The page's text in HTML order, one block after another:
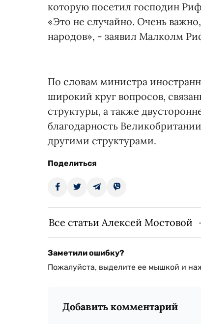
которую посетил господин
«Это не случайно. Очень
народов», - заявил Малколм
По словам министра
широкий круг вопросов,
структуры, а также
благодарность
другими структурами.
Поделиться
Все статьи Алексей Мостовой
Заметили ошибку?
Пожалуйста, выделите ее мышкой и
Добавить комментарий